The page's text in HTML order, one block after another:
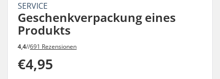
SERVICE
Geschenkverpackung eines
Produkts
4,4//691 Rezensionen
€4,95